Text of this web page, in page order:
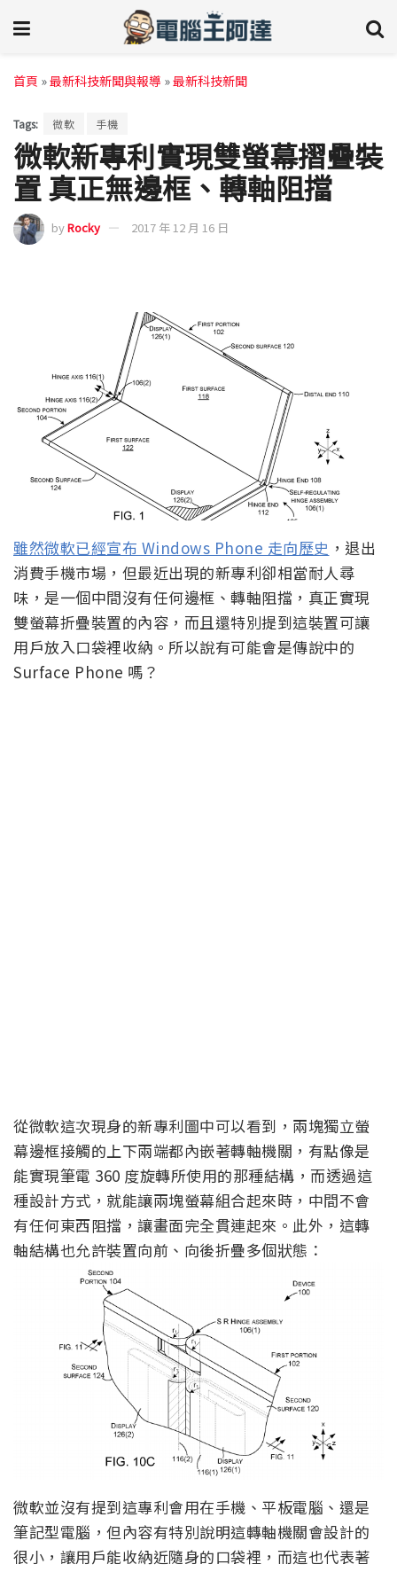
首頁 »最新科技新聞與報導 »最新科技新聞
Tags: 微軟 手機
微軟新專利實現雙螢幕摺疊裝
置 真正無邊框、轉軸阻擋
byRocky 2017 年 12 月 16 日
雖然微軟已經宣布 Windows Phone 走向歷史 ，退出
消費手機市場，但最近出現的新專利卻相當耐人尋
味，是一個中間沒有任何邊框、轉軸阻擋，真正實現
雙螢幕折疊裝置的內容，而且還特別提到這裝置可讓
用戶放入口袋裡收納。所以說有可能會是傳說中的
Surface Phone 嗎？
從微軟這次現身的新專利圖中可以看到，兩塊獨立螢
幕邊框接觸的上下兩端都內嵌著轉軸機關，有點像是
能實現筆電 360 度旋轉所使用的那種結構，而透過這
種設計方式，就能讓兩塊螢幕組合起來時，中間不會
有任何東西阻擋，讓畫面完全貫連起來。此外，這轉
軸結構也允許裝置向前、向後折疊多個狀態：
微軟並沒有提到這專利會用在手機、平板電腦、還是
筆記型電腦，但內容有特別說明這轉軸機關會設計的
很小，讓用戶能收納近隨身的口袋裡，而這也代表著